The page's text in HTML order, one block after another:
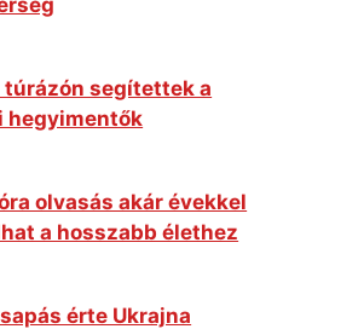
túrázón segítettek a
hegyimentők
olvasás akár évekkel
a hosszabb élethez
érte Ukrajna